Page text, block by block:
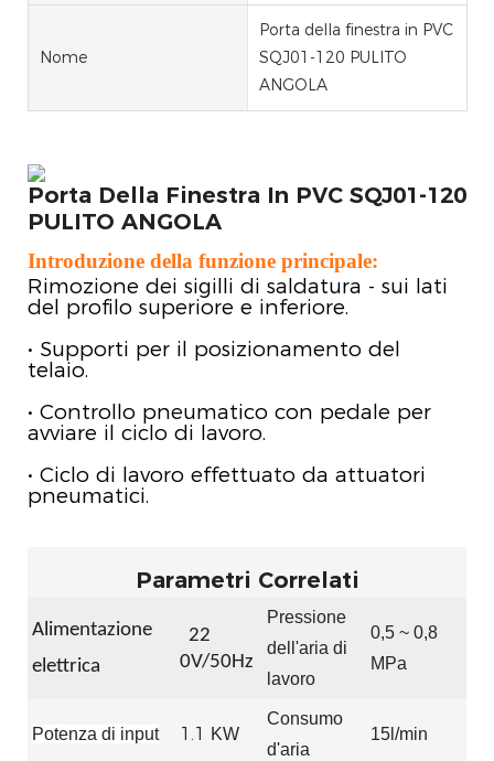
Nome
Porta della finestra in PVC
SQJ01-120 PULITO
ANGOLA
Porta Della Finestra In PVC SQJ01-120
PULITO ANGOLA
Introduzione della funzione principale:
Rimozione dei sigilli di saldatura - sui lati
del profilo superiore e inferiore.
• Supporti per il posizionamento del
telaio.
• Controllo pneumatico con pedale per
avviare il ciclo di lavoro.
• Ciclo di lavoro effettuato da attuatori
pneumatici.
Parametri Correlati
Alimentazione
elettrica
22
0V/50Hz
Pressione
dell'aria di
lavoro
0,5 ~ 0,8
MPa
Potenza di input 1.1 KW
Consumo
d'aria
15l/min